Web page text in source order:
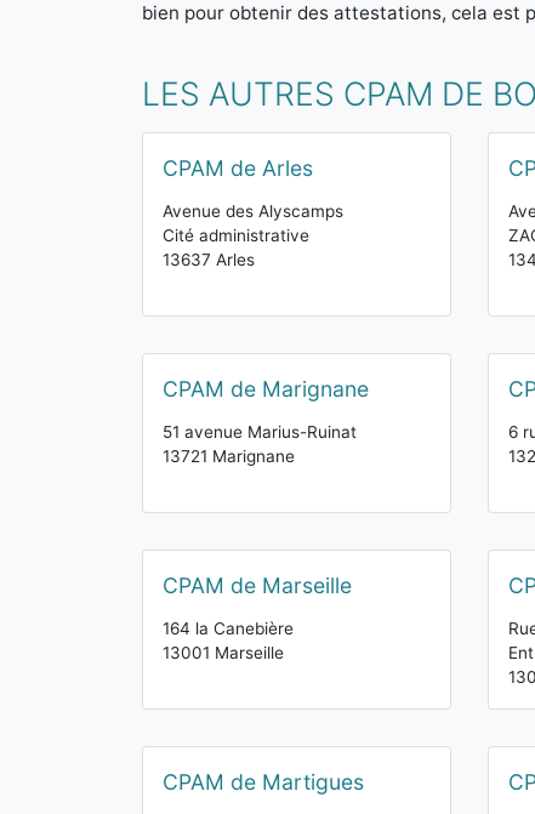
bien pour obtenir des attestations, cela est
LES AUTRES CPAM DE
CPAM de Arles
Avenue des Alyscamps
Cité administrative
13637 Arles
CPAM de Marignane
51 avenue Marius-Ruinat
13721 Marignane
6
CPAM de Marseille
164 la Canebière
13001 Marseille
CPAM de Martigues